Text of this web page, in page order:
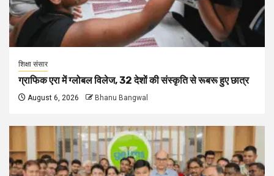
शिक्षा संसार
ग्राफिक एरा में ग्लोबल विलेज, 32 देशों की संस्कृति से रूबरू हुए छात्र
August 6, 2026 Bhanu Bangwal